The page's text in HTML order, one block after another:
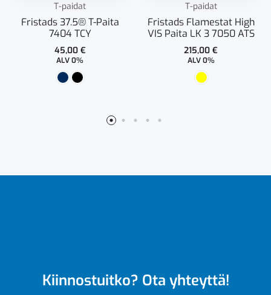
T-paidat
Fristads 37.5® T-Paita
7404 TCY
45,00 €
ALV 0%
T-paidat
Fristads Flamestat High
VIS Paita LK 3 7050 ATS
215,00€
ALV 0%
Kiinnostuitko? Ota yhteyttä!